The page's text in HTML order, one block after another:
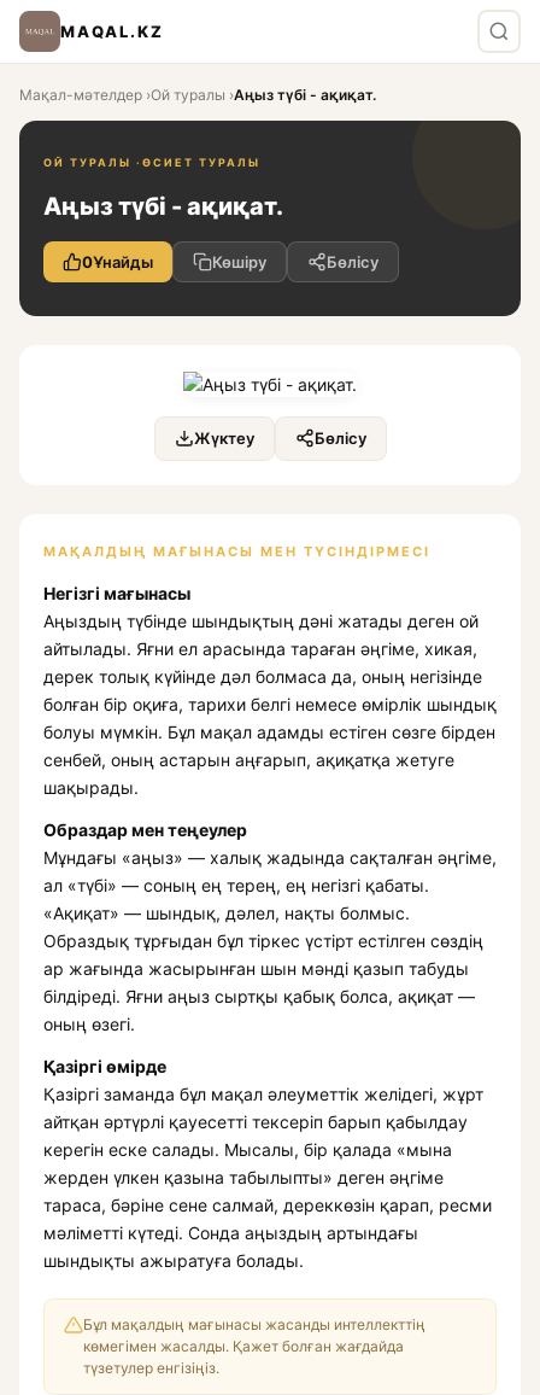
MAQAL.KZ
Мақал-мәтелдер ›Ой туралы ›Аңыз түбі - ақиқат.
ОЙ ТУРАЛЫ · ӨСИЕТ ТУРАЛЫ
Аңыз түбі - ақиқат.
0Ұнайды Көшіру Бөлісу
Жүктеу Бөлісу
МАҚАЛДЫҢ МАҒЫНАСЫ МЕН ТҮСІНДІРМЕСІ
Негізгі мағынасы
Аңыздың түбінде шындықтың дәні жатады деген ой
айтылады. Яғни ел арасында тараған әңгіме, хикая,
дерек толық күйінде дәл болмаса да, оның негізінде
болған бір оқиға, тарихи белгі немесе өмірлік шындық
болуы мүмкін. Бұл мақал адамды естіген сөзге бірден
сенбей, оның астарын аңғарып, ақиқатқа жетуге
шақырады.
Образдар мен теңеулер
Мұндағы «аңыз» — халық жадында сақталған әңгіме,
ал «түбі» — соның ең терең, ең негізгі қабаты.
«Ақиқат» — шындық, дәлел, нақты болмыс.
Образдық тұрғыдан бұл тіркес үстірт естілген сөздің
ар жағында жасырынған шын мәнді қазып табуды
білдіреді. Яғни аңыз сыртқы қабық болса, ақиқат —
оның өзегі.
Қазіргі өмірде
Қазіргі заманда бұл мақал әлеуметтік желідегі, жұрт
айтқан әртүрлі қауесетті тексеріп барып қабылдау
керегін еске салады. Мысалы, бір қалада «мына
жерден үлкен қазына табылыпты» деген әңгіме
тараса, бәріне сене салмай, дереккөзін қарап, ресми
мәліметті күтеді. Сонда аңыздың артындағы
шындықты ажыратуға болады.
Бұл мақалдың мағынасы жасанды интеллекттің
көмегімен жасалды. Қажет болған жағдайда
түзетулер енгізіңіз.